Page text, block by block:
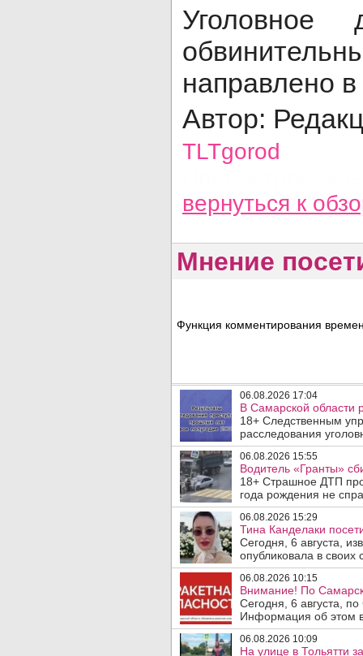
Уголовное
направлено
Автор:
TLTgorod
вернуться к
Мнение
Функция комментирования
06.08.2026 17:04
В Самарской области
18+ Следственным
расследования
06.08.2026 15:55
Водитель «Гранты»
18+ Страшное ДТП
года рождения не
06.08.2026 15:29
Тина Канделаки
Сегодня, 6 августа,
опубликовала в своих
06.08.2026 10:15
Внимание! По
Сегодня, 6 августа,
Информация об этом
06.08.2026 10:09
На улице в Тольятти